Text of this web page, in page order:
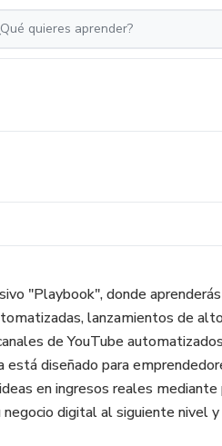
"Playbook", donde
lanzamientos de
de YouTube
diseñado para
en ingresos reales
digital al siguiente nivel